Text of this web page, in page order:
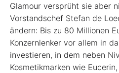
Glamour versprüht sie aber
Vorstandschef Stefan de
ändern: Bis zu 80 Millionen
Konzernlenker vor allem in
investieren, in dem neben
Kosmetikmarken wie